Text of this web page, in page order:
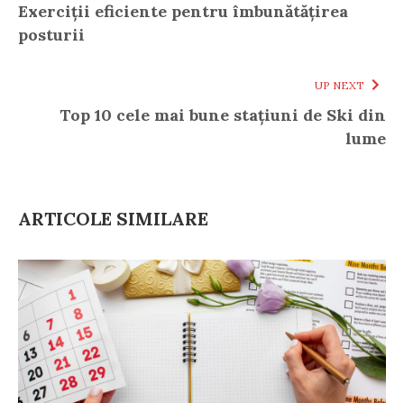
Exerciții eficiente pentru îmbunătățirea
posturii
UP NEXT
Top 10 cele mai bune stațiuni de Ski din
lume
ARTICOLE SIMILARE